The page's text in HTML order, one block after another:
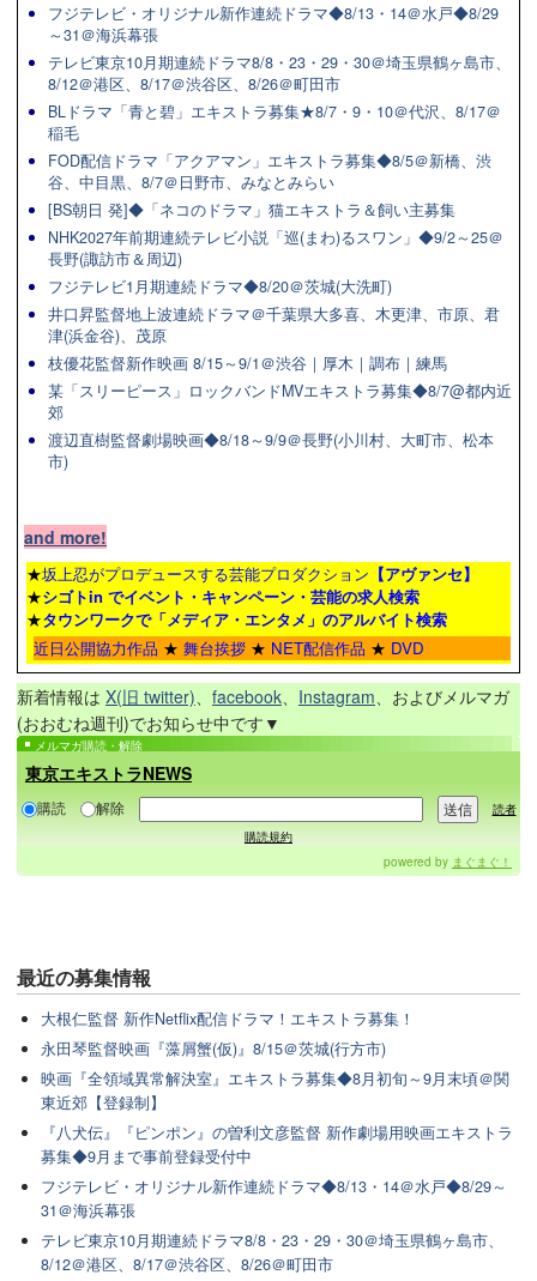
フジテレビ・オリジナル新作連続ドラマ◆8/13・14＠水戸◆8/29
～31＠海浜幕張
テレビ東京10月期連続ドラマ8/8・23・29・30＠埼玉県鶴ヶ島市、
8/12＠港区、8/17＠渋谷区、8/26＠町田市
BLドラマ「青と碧」エキストラ募集★8/7・9・10＠代沢、8/17＠
稲毛
FOD配信ドラマ「アクアマン」エキストラ募集◆8/5＠新橋、渋
谷、中目黒、8/7＠日野市、みなとみらい
[BS朝日 発]◆「ネコのドラマ」猫エキストラ＆飼い主募集
NHK2027年前期連続テレビ小説「巡(まわ)るスワン」◆9/2～25＠
長野(諏訪市＆周辺)
フジテレビ1月期連続ドラマ◆8/20＠茨城(大洗町)
井口昇監督地上波連続ドラマ＠千葉県大多喜、木更津、市原、君
津(浜金谷)、茂原
枝優花監督新作映画 8/15～9/1＠渋谷｜厚木｜調布｜練馬
某「スリーピース」ロックバンドMVエキストラ募集◆8/7@都内近
郊
渡辺直樹監督劇場映画◆8/18～9/9＠長野(小川村、大町市、松本
市)
and more!
★坂上忍がプロデュースする芸能プロダクション 【アヴァンセ】
★シゴトin でイベント・キャンペーン・芸能の求人検索
★タウンワークで「メディア・エンタメ」のアルバイト検索
近日公開協力作品 ★ 舞台挨拶 ★ NET配信作品 ★ DVD
新着情報は X(旧 twitter) facebook Instagram 、およびメルマガ
(おおむね週刊)でお知らせ中です▼
メルマガ購読・解除
東京エキストラNEWS
購読 解除
読者
購読規約
powered by まぐまぐ！
最近の募集情報
大根仁監督 新作Netflix配信ドラマ！エキストラ募集！
永田琴監督映画『藻屑蟹(仮)』8/15＠茨城(行方市)
映画『全領域異常解決室』エキストラ募集◆8月初旬～9月末頃＠関
東近郊【登録制】
『八犬伝』『ピンポン』の曽利文彦監督 新作劇場用映画エキストラ
募集◆9月まで事前登録受付中
フジテレビ・オリジナル新作連続ドラマ◆8/13・14＠水戸◆8/29～
31＠海浜幕張
テレビ東京10月期連続ドラマ8/8・23・29・30＠埼玉県鶴ヶ島市、
8/12＠港区、8/17＠渋谷区、8/26＠町田市